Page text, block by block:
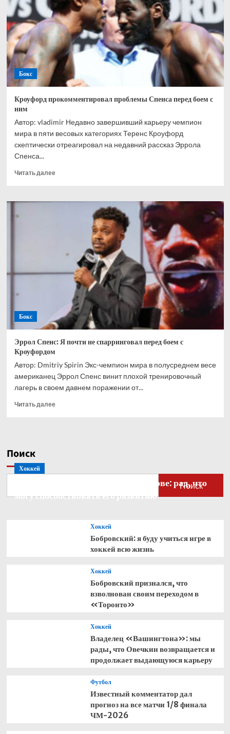
Бокс
Кроуфорд прокомментировал проблемы Спенса перед боем с
ним
Автор: vladimir Недавно завершивший карьеру чемпион
мира в пяти весовых категориях Теренс Кроуфорд
скептически отреагировал на недавний рассказ Эррола
Спенса...
Читать далееПрочитать
Кроуфорд
прокомментировал
Бокс
Эррол Спенс: Я почти не спарринговал перед боем с
Кроуфордом
Автор: Dmitriy Spirin Экс-чемпион мира в полусреднем весе
американец Эррол Спенс винит плохой тренировочный
лагерь в своем давнем поражении от...
Читать далееПрочитать
Поиск
Поиск
Хоккей
Бобровский — о голкипере Ахтямове: рад, что
могу способствовать его развитию
Хоккей
Бобровский: я буду учиться игре в
хоккей всю жизнь
Хоккей
Бобровский признался, что
взволнован своим переходом в
«Торонто»
Хоккей
Владелец «Вашингтона»: мы
рады, что Овечкин возвращается и
продолжает выдающуюся карьеру
Футбол
Известный комментатор дал
прогноз на все матчи 1/8 финала
ЧМ-2026